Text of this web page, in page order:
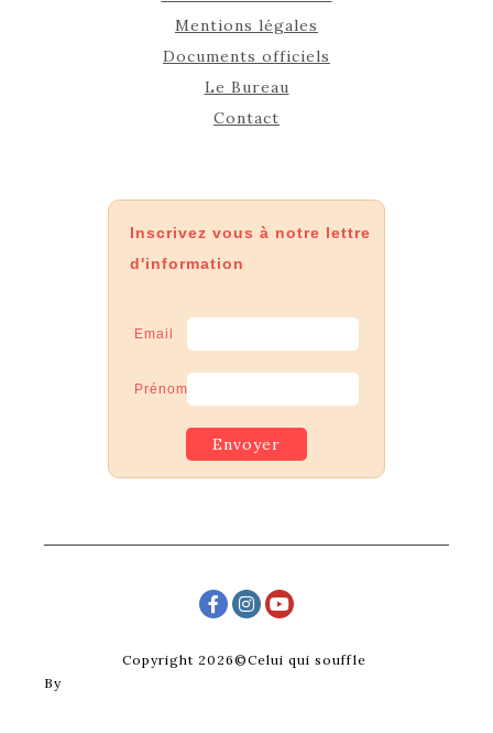
Mentions légales
Documents officiels
Le Bureau
Contact
Inscrivez vous à notre lettre
d'information
Email
Prénom
Copyright 2026©Celui qui souffle
By